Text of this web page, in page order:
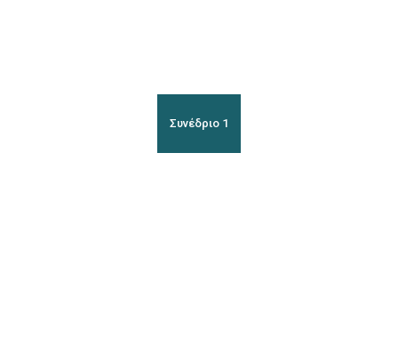
Συνέδριο 1